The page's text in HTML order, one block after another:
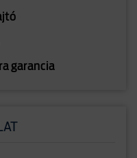
garancia